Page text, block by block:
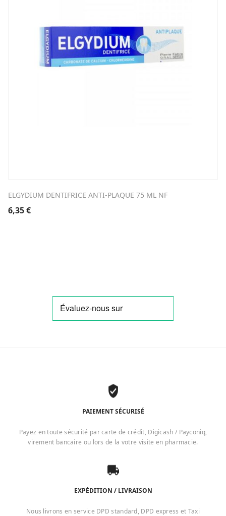
ELGYDIUM DENTIFRICE ANTI-PLAQUE 75 ML NF
6,35€
PAIEMENT SÉCURISÉ
Payez en toute sécurité par carte de crédit, Digicash / Payconiq,
virement bancaire ou lors de la votre visite en pharmacie.
EXPÉDITION / LIVRAISON
Nous livrons en service DPD standard, DPD express et Taxi